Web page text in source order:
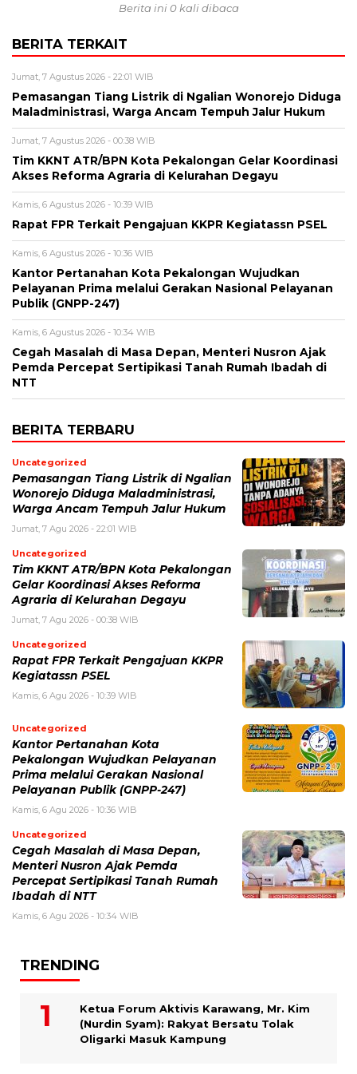
Berita ini 0 kali dibaca
BERITA TERKAIT
Jumat, 7 Agustus 2026 - 22:01 WIB
Pemasangan Tiang Listrik di Ngalian Wonorejo Diduga
Maladministrasi, Warga Ancam Tempuh Jalur Hukum
Jumat, 7 Agustus 2026 - 00:38 WIB
Tim KKNT ATR/BPN Kota Pekalongan Gelar Koordinasi
Akses Reforma Agraria di Kelurahan Degayu
Kamis, 6 Agustus 2026 - 10:39 WIB
Rapat FPR Terkait Pengajuan KKPR Kegiatassn PSEL
Kamis, 6 Agustus 2026 - 10:36 WIB
Kantor Pertanahan Kota Pekalongan Wujudkan
Pelayanan Prima melalui Gerakan Nasional Pelayanan
Publik (GNPP-247)
Kamis, 6 Agustus 2026 - 10:34 WIB
Cegah Masalah di Masa Depan, Menteri Nusron Ajak
Pemda Percepat Sertipikasi Tanah Rumah Ibadah di
NTT
BERITA TERBARU
Uncategorized
Pemasangan Tiang Listrik di Ngalian
Wonorejo Diduga Maladministrasi,
Warga Ancam Tempuh Jalur Hukum
Jumat, 7 Agu 2026 - 22:01 WIB
Uncategorized
Tim KKNT ATR/BPN Kota Pekalongan
Gelar Koordinasi Akses Reforma
Agraria di Kelurahan Degayu
Jumat, 7 Agu 2026 - 00:38 WIB
Uncategorized
Rapat FPR Terkait Pengajuan KKPR
Kegiatassn PSEL
Kamis, 6 Agu 2026 - 10:39 WIB
Uncategorized
Kantor Pertanahan Kota
Pekalongan Wujudkan Pelayanan
Prima melalui Gerakan Nasional
Pelayanan Publik (GNPP-247)
Kamis, 6 Agu 2026 - 10:36 WIB
Uncategorized
Cegah Masalah di Masa Depan,
Menteri Nusron Ajak Pemda
Percepat Sertipikasi Tanah Rumah
Ibadah di NTT
Kamis, 6 Agu 2026 - 10:34 WIB
TRENDING
Ketua Forum Aktivis Karawang, Mr. Kim
(Nurdin Syam): Rakyat Bersatu Tolak
Oligarki Masuk Kampung